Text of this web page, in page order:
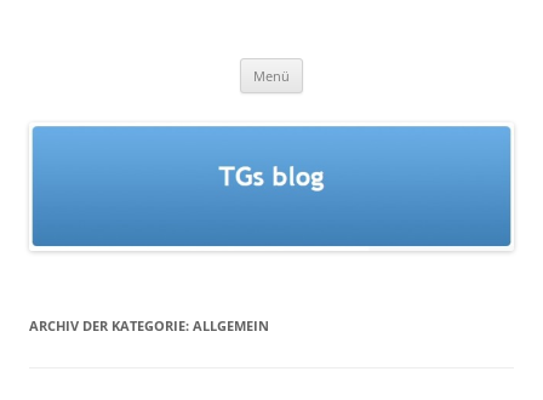
Menü
ARCHIV DER KATEGORIE: ALLGEMEIN